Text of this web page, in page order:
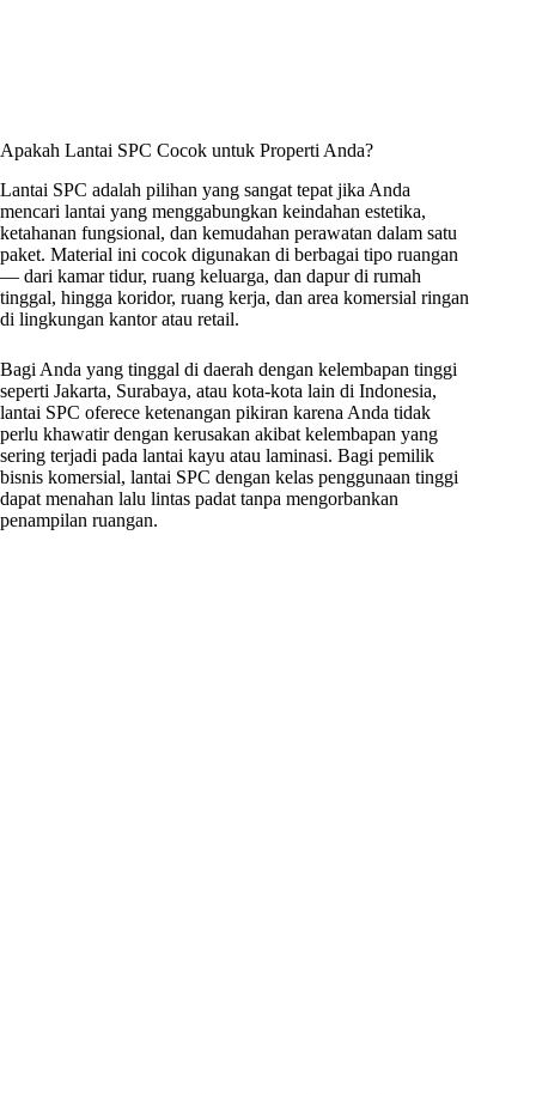
Apakah Lantai SPC Cocok untuk Properti Anda?
Lantai SPC adalah pilihan yang sangat tepat jika Anda
mencari lantai yang menggabungkan keindahan estetika,
ketahanan fungsional, dan kemudahan perawatan dalam satu
paket. Material ini cocok digunakan di berbagai tipo ruangan
— dari kamar tidur, ruang keluarga, dan dapur di rumah
tinggal, hingga koridor, ruang kerja, dan area komersial ringan
di lingkungan kantor atau retail.
Bagi Anda yang tinggal di daerah dengan kelembapan tinggi
seperti Jakarta, Surabaya, atau kota-kota lain di Indonesia,
lantai SPC oferece ketenangan pikiran karena Anda tidak
perlu khawatir dengan kerusakan akibat kelembapan yang
sering terjadi pada lantai kayu atau laminasi. Bagi pemilik
bisnis komersial, lantai SPC dengan kelas penggunaan tinggi
dapat menahan lalu lintas padat tanpa mengorbankan
penampilan ruangan.